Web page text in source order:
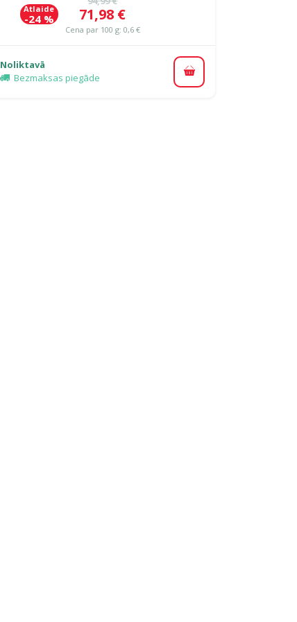
Cena
71,98 €
Cena par 100 g: 0,6 €
Atlaide
-24 %
Noliktavā
Bezmaksas piegāde
Pievienot grozam